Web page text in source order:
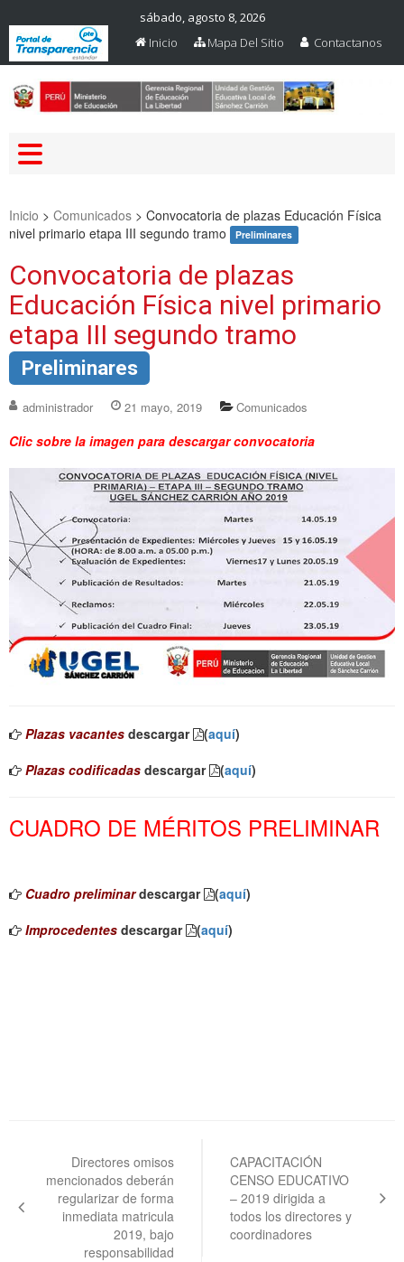
sábado, agosto 8, 2026
Inicio
Mapa Del Sitio Contactanos
Inicio > Comunicados > Convocatoria de plazas Educación Física
nivel primario etapa III segundo tramo
Preliminares
Convocatoria de plazas
Educación Física nivel primario
etapa III segundo tramo
Preliminares
administrador 21 mayo, 2019 Comunicados
Clic sobre la imagen para descargar convocatoria
Plazas vacantes descargar (aquí)
Plazas codificadas descargar (aquí)
CUADRO DE MÉRITOS PRELIMINAR
Cuadro preliminardescargar (aquí)
Improcedentes descargar (aquí)
entradas
Directores omisos
mencionados deberán
regularizar de forma
inmediata matricula
2019, bajo
responsabilidad
CAPACITACIÓN
CENSO EDUCATIVO
– 2019 dirigida a
todos los directores y
coordinadores